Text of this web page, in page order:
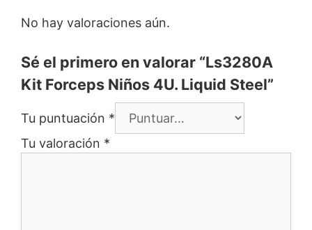
No hay valoraciones aún.
Sé el primero en valorar “Ls3280A
Kit Forceps Niños 4U. Liquid Steel”
Tu puntuación *
Tu valoración *